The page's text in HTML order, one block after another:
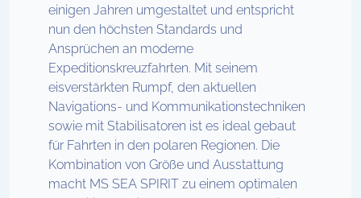
einigen Jahren umgestaltet und entspricht
nun den höchsten Standards und
Ansprüchen an moderne
Expeditionskreuzfahrten. Mit seinem
eisverstärkten Rumpf, den aktuellen
Navigations- und Kommunikationstechniken
sowie mit Stabilisatoren ist es ideal gebaut
für Fahrten in den polaren Regionen. Die
Kombination von Größe und Ausstattung
macht MS SEA SPIRIT zu einem optimalen